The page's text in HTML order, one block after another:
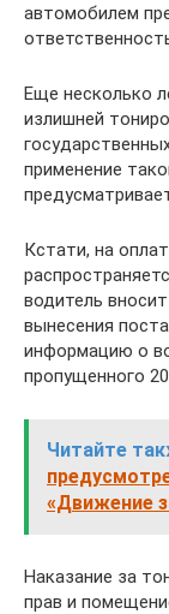
автомобилем
Еще несколько
излишней
применение
Кстати, на
водитель
вынесения
информацию о
пропущенного
Читайте
«Движение
Наказание за
прав и